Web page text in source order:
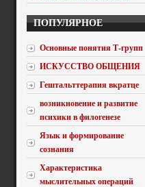
ПОПУЛЯРНОЕ
Основные понятия Т-групп
ИСКУССТВО ОБЩЕНИЯ
Гештальттерапия вкратце
возникновение и развитие
психики в филогенезе
Язык и формирование
сознания
Характеристика
мыслительных операций